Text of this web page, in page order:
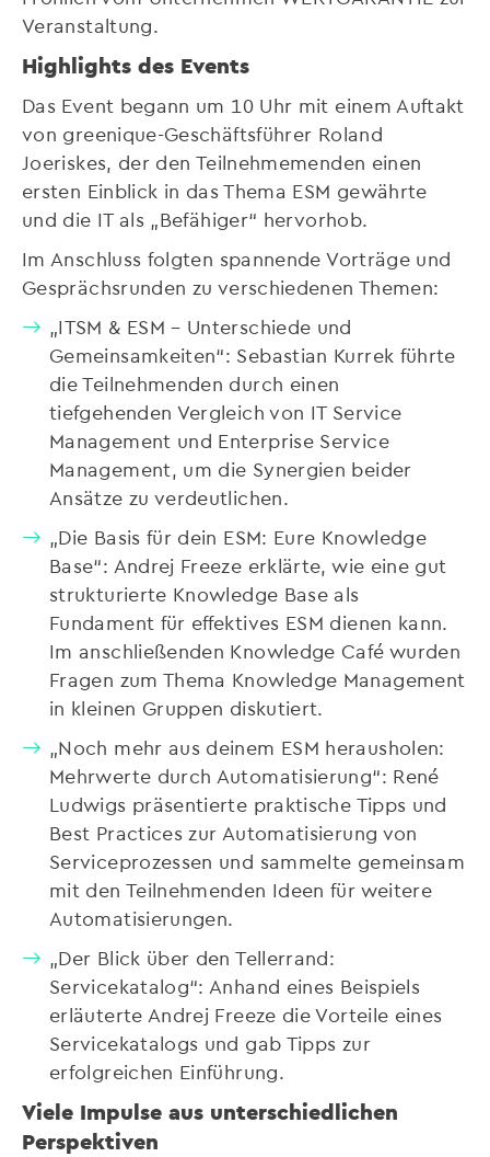
Veranstaltung.
Highlights des Events
Das Event begann um 10 Uhr mit einem Auftakt
von greenique-Geschäftsführer Roland
Joeriskes, der den Teilnehmemenden einen
ersten Einblick in das Thema ESM gewährte
und die IT als „Befähiger“ hervorhob.
Im Anschluss folgten spannende Vorträge und
Gesprächsrunden zu verschiedenen Themen:
„ITSM & ESM – Unterschiede und
Gemeinsamkeiten“: Sebastian Kurrek führte
die Teilnehmenden durch einen
tiefgehenden Vergleich von IT Service
Management und Enterprise Service
Management, um die Synergien beider
Ansätze zu verdeutlichen.
„Die Basis für dein ESM: Eure Knowledge
Base“: Andrej Freeze erklärte, wie eine gut
strukturierte Knowledge Base als
Fundament für effektives ESM dienen kann.
Im anschließenden Knowledge Café wurden
Fragen zum Thema Knowledge Management
in kleinen Gruppen diskutiert.
„Noch mehr aus deinem ESM herausholen:
Mehrwerte durch Automatisierung“: René
Ludwigs präsentierte praktische Tipps und
Best Practices zur Automatisierung von
Serviceprozessen und sammelte gemeinsam
mit den Teilnehmenden Ideen für weitere
Automatisierungen.
„Der Blick über den Tellerrand:
Servicekatalog“: Anhand eines Beispiels
erläuterte Andrej Freeze die Vorteile eines
Servicekatalogs und gab Tipps zur
erfolgreichen Einführung.
Viele Impulse aus unterschiedlichen
Perspektiven